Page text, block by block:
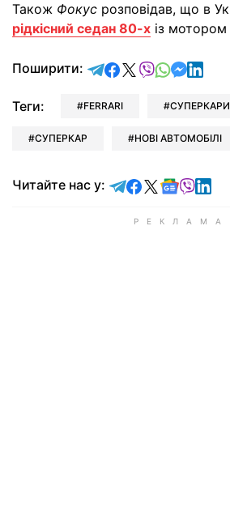
Також Фокус розповідав, що в
рідкісний седан 80-х із мотором
Поширити: відправити у
поділитись у
поділитись у X
відправити
Теги: FERRARI СУПЕРКАРИ
СУПЕРКАР НОВІ АВТОМОБІЛІ
Читайте нас у: Читайте у
Читайте у
Читайте у X